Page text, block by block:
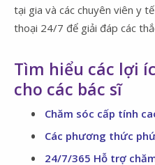
tại gia và các chuyên viên y
thoại 24/7 để giải đáp các
Tìm hiểu các lợi
cho các bác sĩ
Chăm sóc cấp tính
Các phương thức
24/7/365 Hỗ trợ